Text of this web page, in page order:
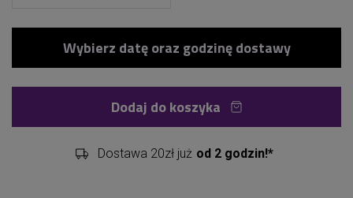
Dodaj do koszyka
Dostawa 20zł już od 2 godzin!*